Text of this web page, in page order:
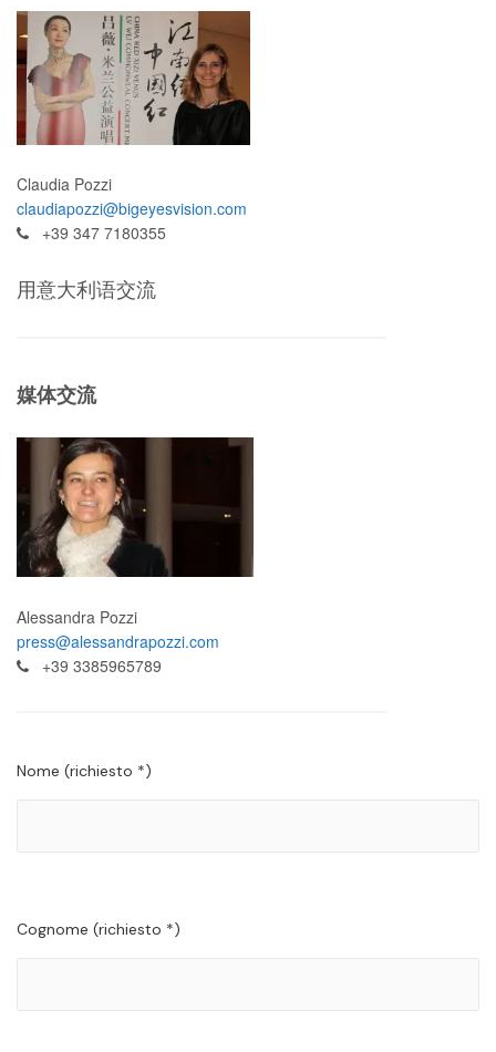
Claudia Pozzi
claudiapozzi@bigeyesvision.com
+39 347 7180355
用意大利语交流
媒体交流
Alessandra Pozzi
press@alessandrapozzi.com
+39 3385965789
Nome (richiesto *)
Cognome (richiesto *)